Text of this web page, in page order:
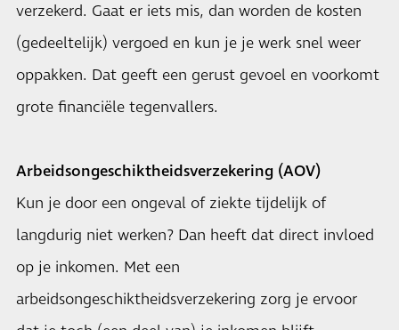
verzekerd. Gaat er iets mis, dan worden de kosten
(gedeeltelijk) vergoed en kun je je werk snel weer
oppakken. Dat geeft een gerust gevoel en voorkomt
grote financiële tegenvallers.
Arbeidsongeschiktheidsverzekering (AOV)
Kun je door een ongeval of ziekte tijdelijk of
langdurig niet werken? Dan heeft dat direct invloed
op je inkomen. Met een
arbeidsongeschiktheidsverzekering zorg je ervoor